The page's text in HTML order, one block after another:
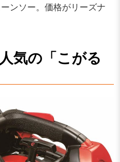
ンソー。価格がリーズナ
気の「こがる